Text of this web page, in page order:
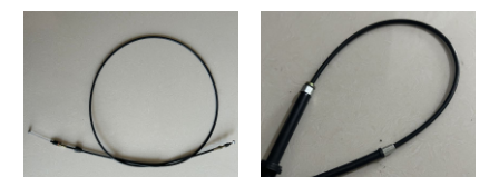
многофункциональный
обычный
стеклоочиститель
лобового стекла